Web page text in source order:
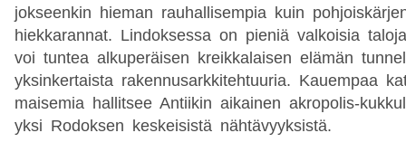
jokseenkin hieman rauhallisempia kuin
hiekkarannat. Lindoksessa on pieniä valkoisia
voi tuntea alkuperäisen kreikkalaisen elämän
yksinkertaista rakennusarkkitehtuuria. Kauempaa
maisemia hallitsee Antiikin aikainen akropolis-
yksi Rodoksen keskeisistä nähtävyyksistä.